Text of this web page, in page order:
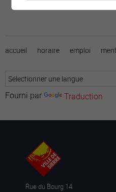
accueil horaire emploi
Fourni par Traduction
Rue du Bourg 14